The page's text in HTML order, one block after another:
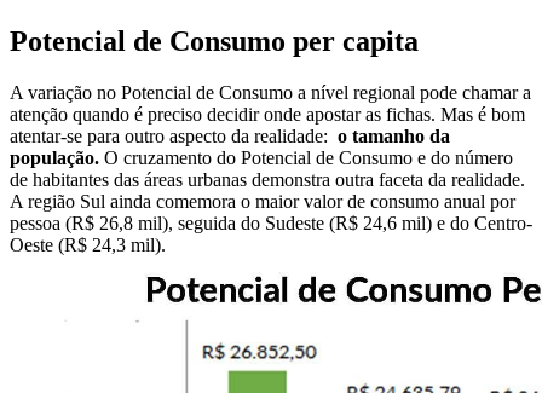
Potencial de Consumo per capita
A variação no Potencial de Consumo a nível regional pode chamar a
atenção quando é preciso decidir onde apostar as fichas. Mas é bom
atentar-se para outro aspecto da realidade: o tamanho da
população. O cruzamento do Potencial de Consumo e do número
de habitantes das áreas urbanas demonstra outra faceta da realidade.
A região Sul ainda comemora o maior valor de consumo anual por
pessoa (R$ 26,8 mil), seguida do Sudeste (R$ 24,6 mil) e do Centro-
Oeste (R$ 24,3 mil).